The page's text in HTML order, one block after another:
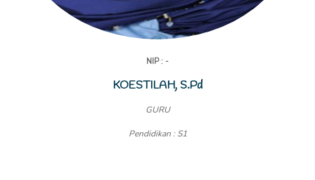
NIP : -
KOESTILAH, S.Pd
GURU
Pendidikan : S1